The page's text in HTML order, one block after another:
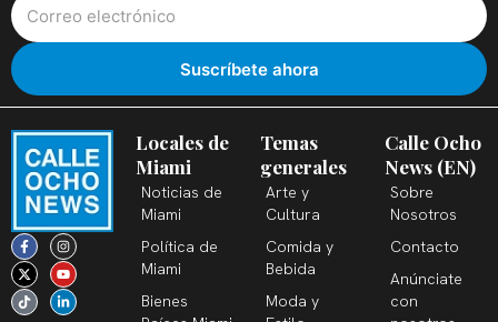
F
a
c
e
b
o
o
I
n
s
t
a
g
r
X
-
t
w
i
t
t
Y
o
u
t
u
b
e
T
i
k
t
o
k
L
i
n
k
e
d
i
Locales de
Miami
Noticias de
Miami
Política de
Miami
Bienes
Temas
generales
Arte y
Cultura
Comida y
Bebida
Moda y
Calle Ocho
News (EN)
Sobre
Nosotros
Contacto
Anúnciate
con